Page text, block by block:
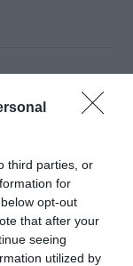
third parties, or
for
opt-out
that after your
seeing
utilized by
da AD,
querem
autonomia